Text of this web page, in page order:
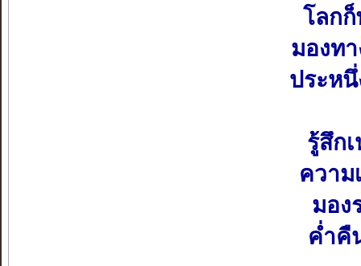
โลก
มองทา
ประห
รู้สึก
ความ
มอง
ค่ำคื